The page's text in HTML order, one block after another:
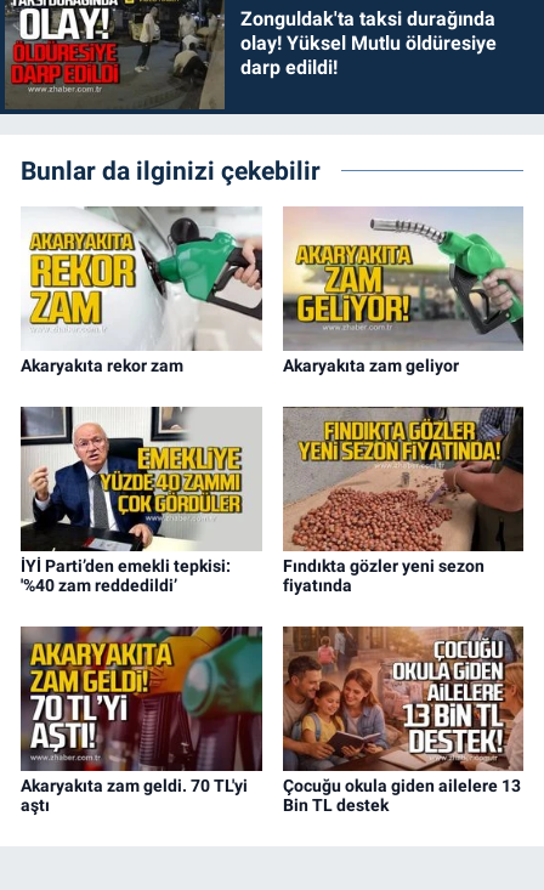
Zonguldak'ta taksi durağında
olay! Yüksel Mutlu öldüresiye
darp edildi!
Bunlar da ilginizi çekebilir
Akaryakıta rekor zam Akaryakıta zam geliyor
İYİ Parti’den emekli tepkisi:
'%40 zam reddedildi’
Fındıkta gözler yeni sezon
fiyatında
Akaryakıta zam geldi. 70 TL'yi
aştı
Çocuğu okula giden ailelere 13
Bin TL destek